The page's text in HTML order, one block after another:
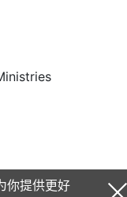
你提供更好